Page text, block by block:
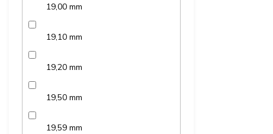
19,00 mm
19,10 mm
19,20 mm
19,50 mm
19,59 mm